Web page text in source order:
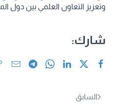
وتعزيز التعاون العلمي بين دول
شارك:
السابق